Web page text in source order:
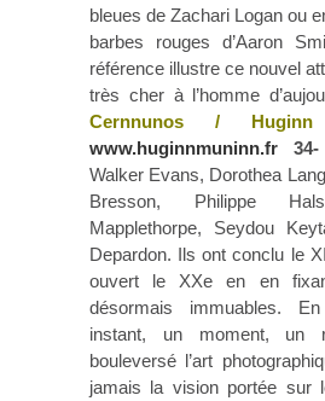
bleues de Zachari Logan ou
barbes rouges d’Aaron
référence illustre ce nouvel
très cher à l’homme
Cernnunos /
www.huginnmuninn.fr
34-
Walker Evans, Dorothea
Bresson, Philippe
Mapplethorpe, Seydou
Depardon. Ils ont conclu le
ouvert le XXe en en
désormais immuables.
instant, un moment, un
bouleversé l’art
jamais la vision portée sur